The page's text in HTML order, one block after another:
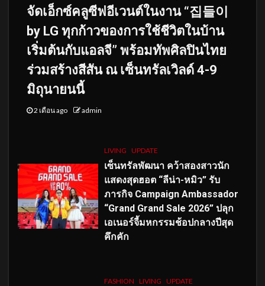
จัดเอ็กซ์คลูซีฟอีเวนต์ในงาน “집들이
by LG ทุกก้าวของการใช้ชีวิตในบ้าน
เริ่มต้นกับแอลจี” พร้อมทัพศิลปินไทย
ร่วมสร้างสีสัน ณ เซ็นทรัลเวิลด์ 4-9
มิถุนายนนี้
2 เดือน ago admin
LIVING UPDATE
เซ็นทรัลพัฒนา คว้าสองสาวนัก
แสดงสุดฮอต “ลีน่า-หมิว” รับ
ภารกิจ Campaign Ambassador
“Grand Grand Sale 2026” ปลุก
เอเนอร์จี้มหกรรมช้อปกลางปีสุด
คึกคัก
FASHION LIVING UPDATE